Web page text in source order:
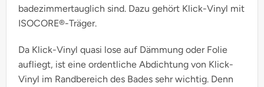
badezimmertauglich sind. Dazu gehört Klick-Vinyl mit
ISOCORE®-Träger.
Da Klick-Vinyl quasi lose auf Dämmung oder Folie
aufliegt, ist eine ordentliche Abdichtung von Klick-
Vinyl im Randbereich des Bades sehr wichtig. Denn